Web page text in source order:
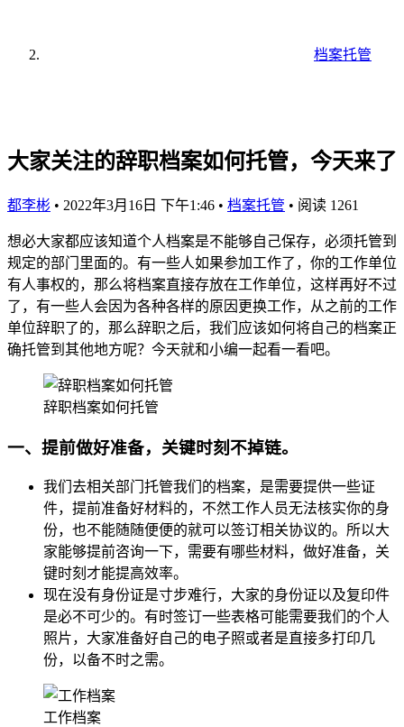
档案托管
大家关注的辞职档案如何托管，今天来了
都李彬 • 2022年3月16日 下午1:46 • 档案托管 • 阅读 1261
想必大家都应该知道个人档案是不能够自己保存，必须托管到
规定的部门里面的。有一些人如果参加工作了，你的工作单位
有人事权的，那么将档案直接存放在工作单位，这样再好不过
了，有一些人会因为各种各样的原因更换工作，从之前的工作
单位辞职了的，那么辞职之后，我们应该如何将自己的档案正
确托管到其他地方呢？今天就和小编一起看一看吧。
辞职档案如何托管
一、提前做好准备，关键时刻不掉链。
我们去相关部门托管我们的档案，是需要提供一些证
件，提前准备好材料的，不然工作人员无法核实你的身
份，也不能随随便便的就可以签订相关协议的。所以大
家能够提前咨询一下，需要有哪些材料，做好准备，关
键时刻才能提高效率。
现在没有身份证是寸步难行，大家的身份证以及复印件
是必不可少的。有时签订一些表格可能需要我们的个人
照片，大家准备好自己的电子照或者是直接多打印几
份，以备不时之需。
工作档案